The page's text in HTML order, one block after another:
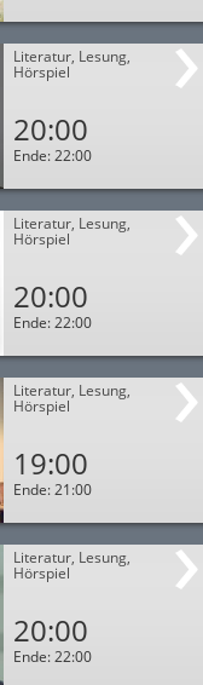
Literatur, Lesung,
Hörspiel
20:00
Ende: 22:00
Literatur, Lesung,
Hörspiel
20:00
Ende: 22:00
Literatur, Lesung,
Hörspiel
19:00
Ende: 21:00
Literatur, Lesung,
Hörspiel
20:00
Ende: 22:00